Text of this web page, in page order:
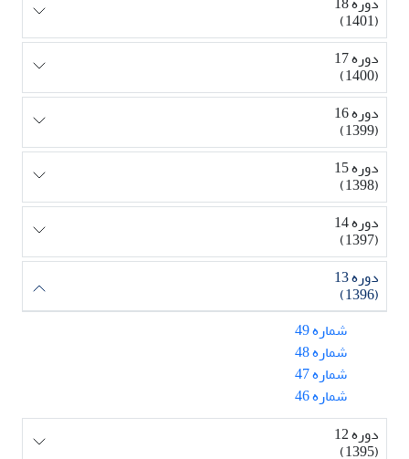
(1401)
دوره 17
(1400)
دوره 16
(1399)
دوره 15
(1398)
دوره 14
(1397)
دوره 13
(1396)
شماره 49
شماره 48
شماره 47
شماره 46
دوره 12
(1395)